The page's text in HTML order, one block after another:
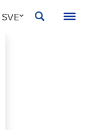
SVE